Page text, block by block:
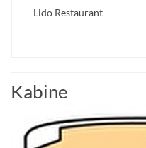
Lido Restaurant
Kabine